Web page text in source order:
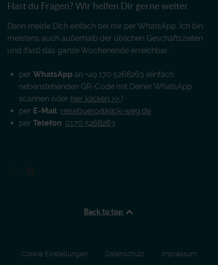
Hast du Fragen? Wir helfen Dir gerne weiter
Dann melde Dich einfach bei mir per WhatsApp. Ich bin
meistens auch außerhalb der üblichen Geschäftszeiten
und (fast) das ganze Wochenende erreichbar.
per WhatsApp an +49 170 5268263 (einfach
nebenstehenden QR-Code mit Deiner WhatsApp
scannen oder hier klicken >> )
per E-Mail: reisebuero@klick-weg.de
per Telefon: 0170 5268263
Back to top
Cookie Einstellungen Datenschutz Impressum